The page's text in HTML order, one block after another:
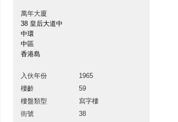
萬年大廈
38 皇后大道中
中環
中區
香港島
入伙年份
1965
樓齡
59
樓盤類型
寫字樓
街號
38